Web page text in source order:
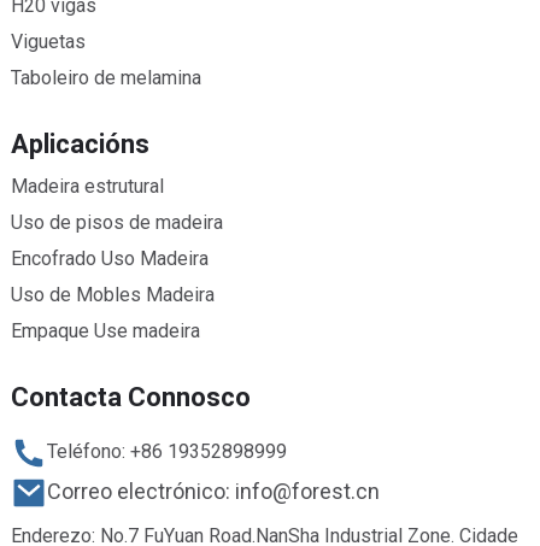
H20 vigas
Viguetas
Taboleiro de melamina
Aplicacións
Madeira estrutural
Uso de pisos de madeira
Encofrado Uso Madeira
Uso de Mobles Madeira
Empaque Use madeira
Contacta Connosco
Teléfono: +86 19352898999
Correo electrónico: info@forest.cn
Enderezo: No.7 FuYuan Road.NanSha Industrial Zone. Cidade